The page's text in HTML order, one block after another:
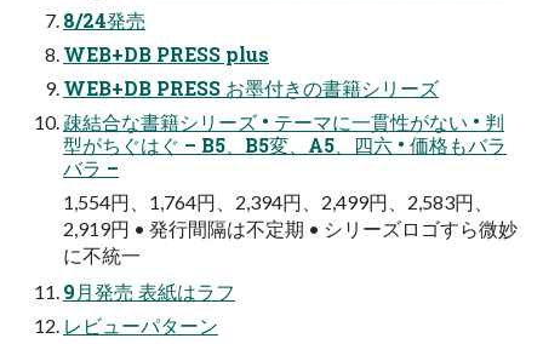
8/24発売
WEB+DB PRESS plus
WEB+DB PRESS お墨付きの書籍シリーズ
疎結合な書籍シリーズ • テーマに一貫性がない • 判
型がちぐはぐ – B5、B5変、A5、四六 • 価格もバラ
バラ –
1,554円、1,764円、2,394円、2,499円、2,583円、
2,919円 • 発行間隔は不定期 • シリーズロゴすら微妙
に不統一
9月発売 表紙はラフ
レビューパターン